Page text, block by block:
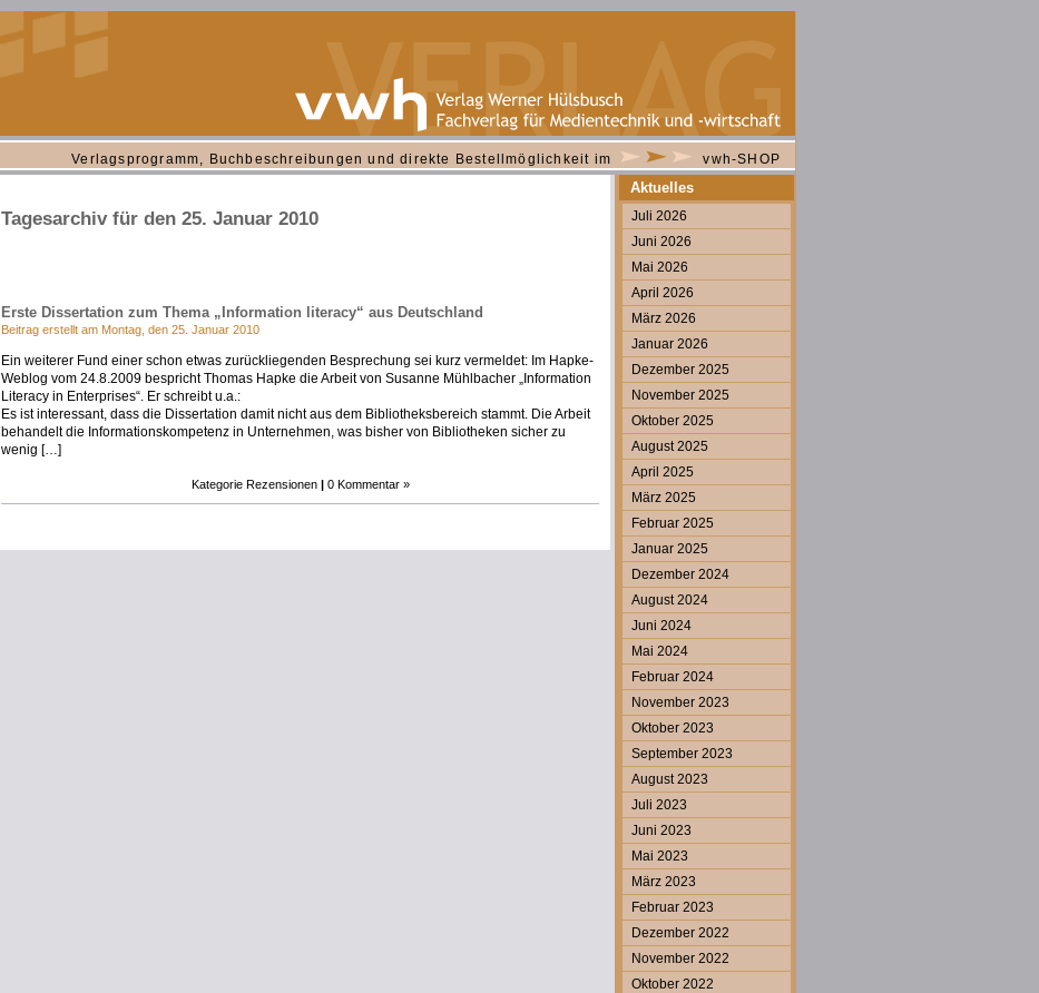
Verlagsprogramm, Buchbeschreibungen und direkte Bestellmöglichkeit im vwh-SHOP
Tagesarchiv für den 25. Januar 2010
Erste Dissertation zum Thema „Information literacy“ aus Deutschland
Beitrag erstellt am Montag, den 25. Januar 2010
Ein weiterer Fund einer schon etwas zurückliegenden Besprechung sei kurz vermeldet: Im Hapke-
Weblog vom 24.8.2009 bespricht Thomas Hapke die Arbeit von Susanne Mühlbacher „Information
Literacy in Enterprises“. Er schreibt u.a.:
Es ist interessant, dass die Dissertation damit nicht aus dem Bibliotheksbereich stammt. Die Arbeit
behandelt die Informationskompetenz in Unternehmen, was bisher von Bibliotheken sicher zu
wenig […]
Kategorie Rezensionen | 0 Kommentar »
Aktuelles
Juli 2026
Juni 2026
Mai 2026
April 2026
März 2026
Januar 2026
Dezember 2025
November 2025
Oktober 2025
August 2025
April 2025
März 2025
Februar 2025
Januar 2025
Dezember 2024
August 2024
Juni 2024
Mai 2024
Februar 2024
November 2023
Oktober 2023
September 2023
August 2023
Juli 2023
Juni 2023
Mai 2023
März 2023
Februar 2023
Dezember 2022
November 2022
Oktober 2022